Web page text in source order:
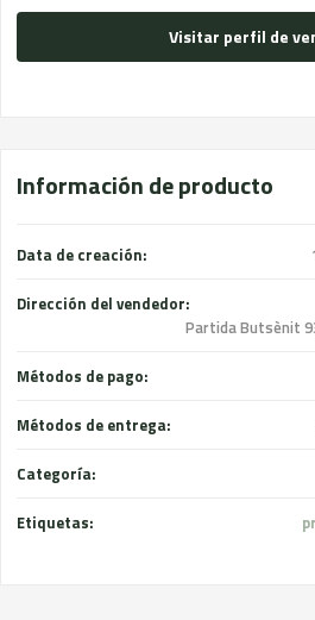
Visitar perfil de
Información de producto
Data de creación:
Dirección del vendedor:
Partida Butsènit
Métodos de pago:
Métodos de entrega:
Categoría:
Etiquetas: